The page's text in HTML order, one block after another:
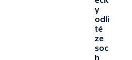
y
odli
té
ze
soc
h